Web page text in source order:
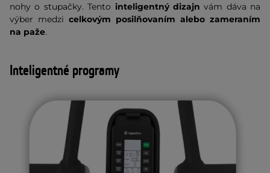
nohy o stupačky. Tento inteligentný dizajn vám dáva na
výber medzi celkovým posilňovaním alebo zameraním
na paže.
Inteligentné programy